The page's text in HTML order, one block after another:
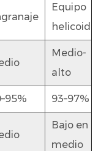
Equipo
helicoidal
Medio-
alto
93–97%
Bajo en
medio